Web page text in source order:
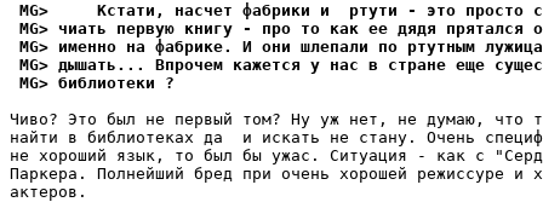
MG>     Кстати, насчет фабрики и  ртути - это просто
MG> чиать первую книгу - пpо то как ее дядя пpятался
MG> именно на фабpике. И они шлепали по ртутным
MG> дышать... Впрочем кажется у нас в стране еще
MG> библиотеки ?
Чиво? Это был не первый том? Ну уж нет, не думаю, что
найти в библиотеках да  и искать не стану. Очень
не хороший язык, то был бы ужас. Ситуация - как с
Паркера. Полнейший бред при очень хорошей режиссуре и
актеров.